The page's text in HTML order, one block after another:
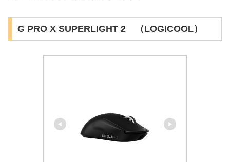
G PRO X SUPERLIGHT 2 （LOGICOOL）